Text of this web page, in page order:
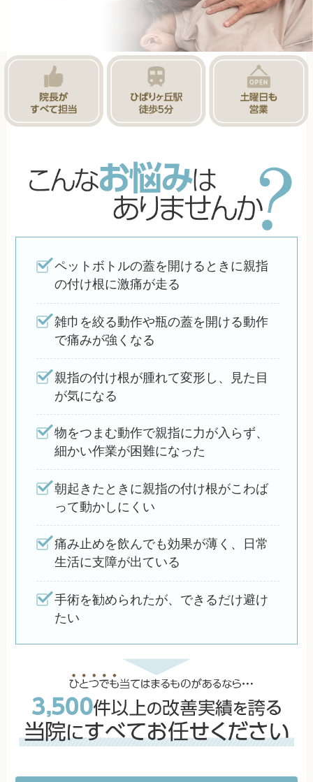
ペットボトルの蓋を開けるときに親指
の付け根に激痛が走る
雑巾を絞る動作や瓶の蓋を開ける動作
で痛みが強くなる
親指の付け根が腫れて変形し、見た目
が気になる
物をつまむ動作で親指に力が入らず、
細かい作業が困難になった
朝起きたときに親指の付け根がこわば
って動かしにくい
痛み止めを飲んでも効果が薄く、日常
生活に支障が出ている
手術を勧められたが、できるだけ避け
たい